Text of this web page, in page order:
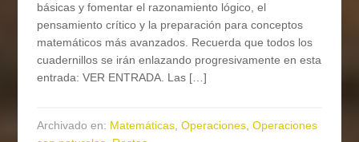
básicas y fomentar el razonamiento lógico, el
pensamiento crítico y la preparación para conceptos
matemáticos más avanzados. Recuerda que todos los
cuadernillos se irán enlazando progresivamente en esta
entrada: VER ENTRADA. Las […]
Archivado en: Matemáticas,Operaciones,Operaciones